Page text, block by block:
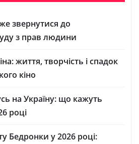
звернутися до
з прав людини
життя, творчість і спадок
кіно
на Україну: що кажуть
році
Бедронки у 2026 році: